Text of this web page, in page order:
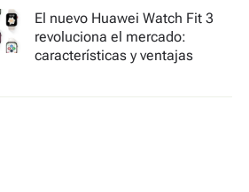
El nuevo Huawei Watch Fit 3
revoluciona el mercado:
características y ventajas